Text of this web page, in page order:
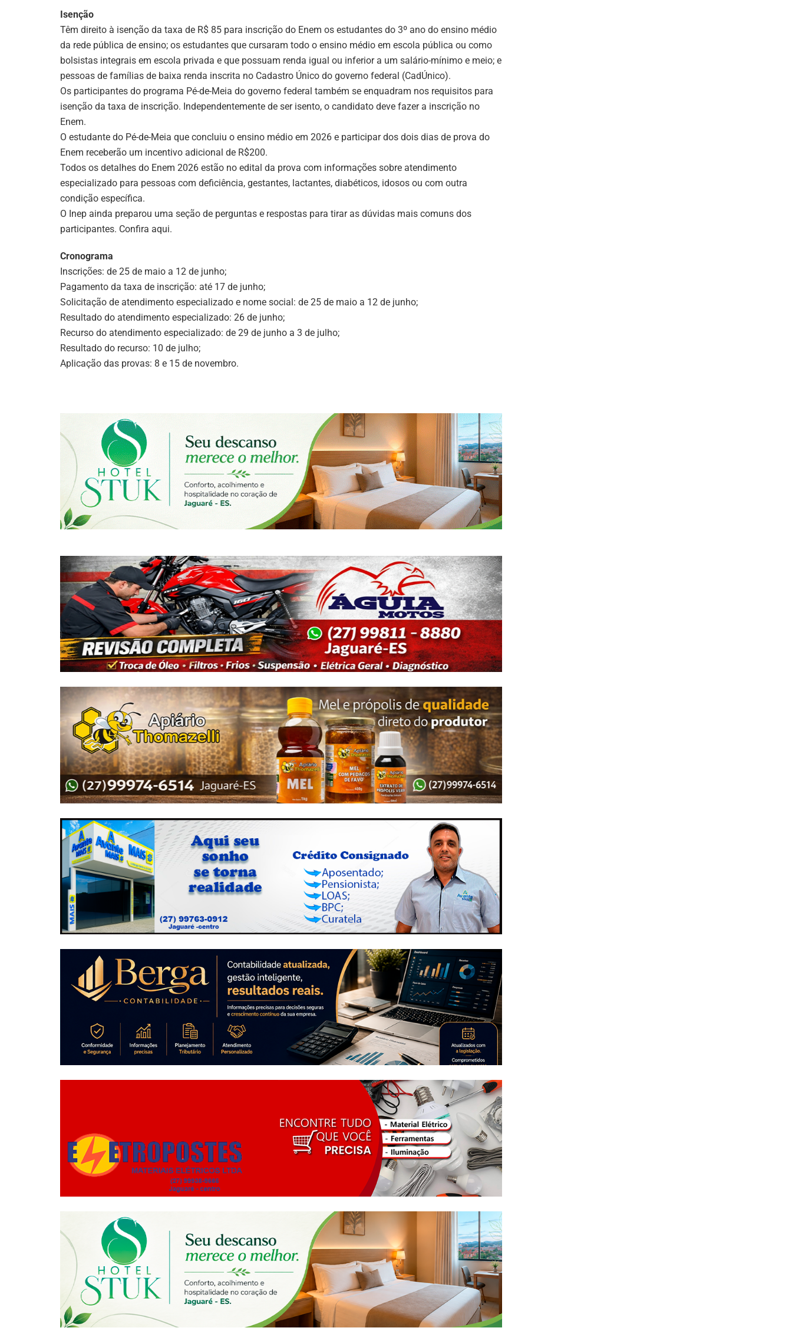
Isenção
Têm direito à isenção da taxa de R$ 85 para inscrição do Enem os estudantes do 3º ano do ensino médio
da rede pública de ensino; os estudantes que cursaram todo o ensino médio em escola pública ou como
bolsistas integrais em escola privada e que possuam renda igual ou inferior a um salário-mínimo e meio; e
pessoas de famílias de baixa renda inscrita no Cadastro Único do governo federal (CadÚnico).
Os participantes do programa Pé-de-Meia do governo federal também se enquadram nos requisitos para
isenção da taxa de inscrição. Independentemente de ser isento, o candidato deve fazer a inscrição no
Enem.
O estudante do Pé-de-Meia que concluiu o ensino médio em 2026 e participar dos dois dias de prova do
Enem receberão um incentivo adicional de R$200.
Todos os detalhes do Enem 2026 estão no edital da prova com informações sobre atendimento
especializado para pessoas com deficiência, gestantes, lactantes, diabéticos, idosos ou com outra
condição específica.
O Inep ainda preparou uma seção de perguntas e respostas para tirar as dúvidas mais comuns dos
participantes. Confira aqui.
Cronograma
Inscrições: de 25 de maio a 12 de junho;
Pagamento da taxa de inscrição: até 17 de junho;
Solicitação de atendimento especializado e nome social: de 25 de maio a 12 de junho;
Resultado do atendimento especializado: 26 de junho;
Recurso do atendimento especializado: de 29 de junho a 3 de julho;
Resultado do recurso: 10 de julho;
Aplicação das provas: 8 e 15 de novembro.